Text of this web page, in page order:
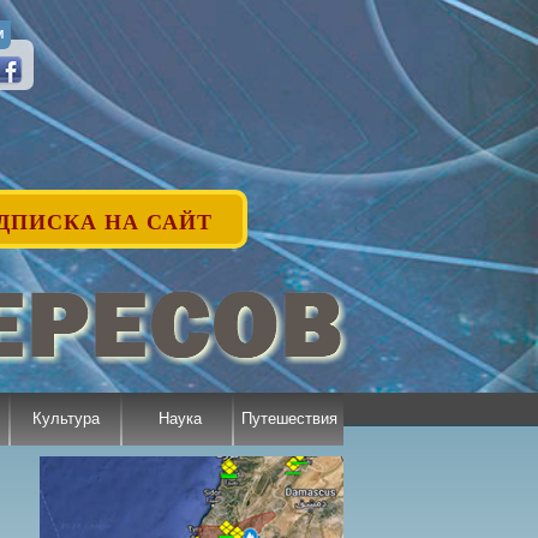
НА САЙТ
Культура Наука Путешествия